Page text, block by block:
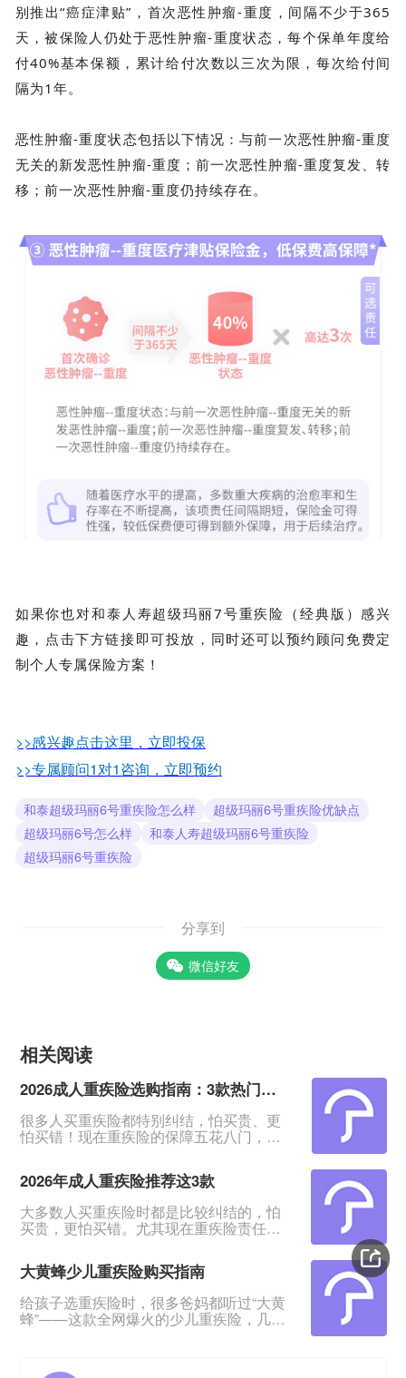
别推出“癌症津贴”，首次恶性肿瘤-重度，间隔不少于365
天，被保险人仍处于恶性肿瘤-重度状态，每个保单年度给
付40%基本保额，累计给付次数以三次为限，每次给付间
隔为1年。
恶性肿瘤-重度状态包括以下情况：与前一次恶性肿瘤-重度
无关的新发恶性肿瘤-重度；前一次恶性肿瘤-重度复发、转
移；前一次恶性肿瘤-重度仍持续存在。
如果你也对和泰人寿超级玛丽7号重疾险（经典版）感兴
趣，点击下方链接即可投放，同时还可以预约顾问免费定
制个人专属保险方案！
>>感兴趣点击这里，立即投保
>>专属顾问1对1咨询，立即预约
和泰超级玛丽6号重疾险怎么样
超级玛丽6号重疾险优缺点
超级玛丽6号怎么样
和泰人寿超级玛丽6号重疾险
超级玛丽6号重疾险
分享到
微信好友
相关阅读
2026成人重疾险选购指南：3款热门产品全面测评
很多人买重疾险都特别纠结，怕买贵、更
怕买错！现在重疾险的保障五花八门，条
专门对比整理了2026年市面上口碑、性价
比都靠前的3款成人重疾险，不管你是预算
有限、身体健康，还是身体有点小异常、
不好投保，都能从中挑到合适的。&nbsp;
一、君龙超级玛丽16号Pro：普通人首选，
重疾险里的性价比王
2026年成人重疾险推荐这3款
大多数人买重疾险时都是比较纠结的，怕
买贵，更怕买错。尤其现在重疾险责任越
比整理，给大家挑出成人重疾险榜单前列
的3款产品，适合各种预算、不同身体状况
的人群。&nbsp;如果你打算买重疾险，如
果你带病投保，或者预算紧张，这3款产品
能满足你的需求。
大黄蜂少儿重疾险购买指南
给孩子选重疾险时，很多爸妈都听过“大黄
蜂”——这款全网爆火的少儿重疾险，几乎
制的？在哪里买最放心？听说小雨伞保险